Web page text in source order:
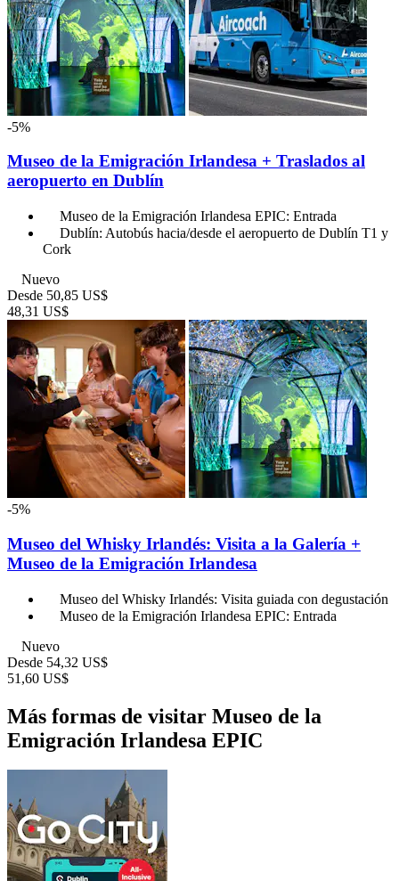
-5%
Museo de la Emigración Irlandesa + Traslados al
aeropuerto en Dublín
Museo de la Emigración Irlandesa EPIC: Entrada
Dublín: Autobús hacia/desde el aeropuerto de Dublín T1 y
Cork
Nuevo
Desde 50,85 US$
48,31 US$
-5%
Museo del Whisky Irlandés: Visita a la Galería +
Museo de la Emigración Irlandesa
Museo del Whisky Irlandés: Visita guiada con degustación
Museo de la Emigración Irlandesa EPIC: Entrada
Nuevo
Desde 54,32 US$
51,60 US$
Más formas de visitar Museo de la
Emigración Irlandesa EPIC